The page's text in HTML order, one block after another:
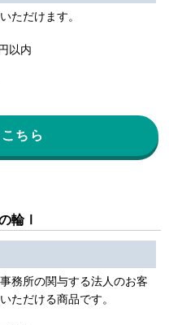
ただけます。
以内
ちら
輪Ⅰ
務所の関与する法人のお客
ただける商品です。